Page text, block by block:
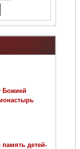
Божией
память детей-